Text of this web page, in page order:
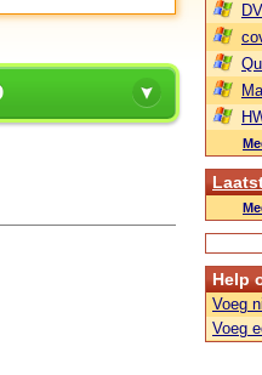
Help
Voeg
Voeg